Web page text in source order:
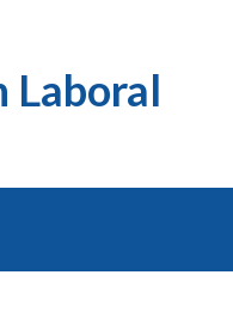
Laboral